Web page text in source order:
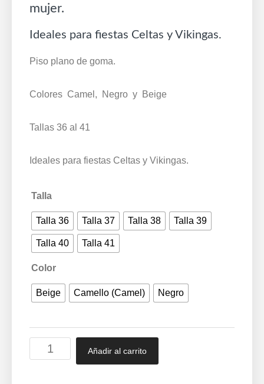
mujer.
Ideales para fiestas Celtas y Vikingas.
Piso plano de goma.
Colores Camel, Negro y Beige
Tallas 36 al 41
Ideales para fiestas Celtas y Vikingas.
Talla
Talla 36 Talla 37 Talla 38 Talla 39
Talla 40 Talla 41
Color
Beige Camello (Camel) Negro
Botas
tipo
Añadir al carrito